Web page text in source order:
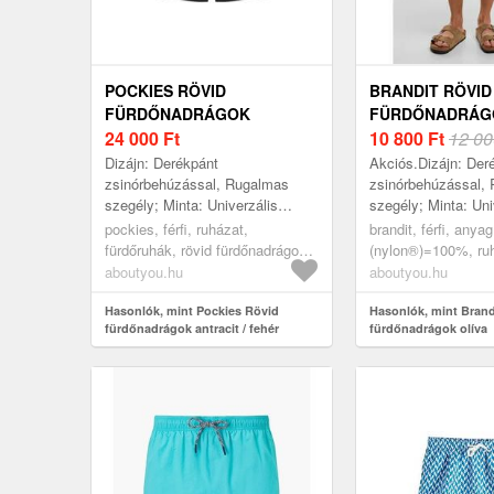
POCKIES RÖVID
FÜRDŐNADRÁGOK
ANTRACIT / FEHÉR
24 000 Ft
Dizájn: Derékpánt
zsinórbehúzással, Rugalmas
szegély; Minta: Univerzális
színek; Extrák: Könnyű anyag,
Címke nyomtatás
pockies, férfi, ruházat,
fürdőruhák, rövid fürdőnadrágok,
antracit, fehér
aboutyou.hu
Hasonlók, mint Pockies Rövid
fürdőnadrágok antracit / fehér
BRANDIT RÖVID
10 800 Ft12
Akciós.Dizájn:
zsinórbehúzással,
szegély; Minta:
színek; Extrák:
brandit, férfi,
(nylon®)=100%,
fürdőruhák, rövid
aboutyou.hu
Hasonlók, mint
fürdőnadrágok olíva